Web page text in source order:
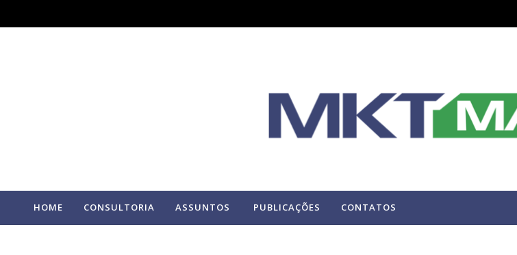
HOME CONSULTORIA ASSUNTOS PUBLICAÇÕES CONTATOS